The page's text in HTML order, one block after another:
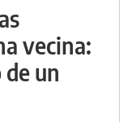
vecina:
un